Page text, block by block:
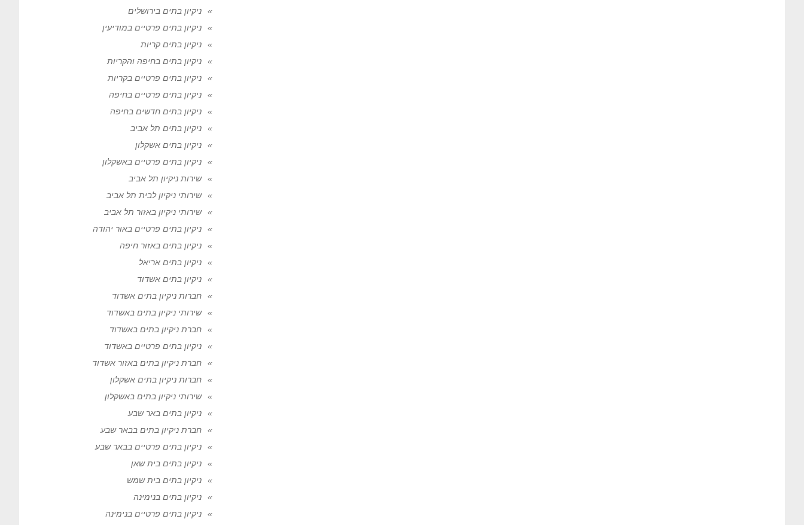
ניקיון בתים בירושלים
ניקיון בתים פרטיים במודיעין
ניקיון בתים קריות
ניקיון בתים בחיפה והקריות
ניקיון בתים פרטיים בקריות
ניקיון בתים פרטיים בחיפה
ניקיון בתים חדשים בחיפה
ניקיון בתים תל אביב
ניקיון בתים אשקלון
ניקיון בתים פרטיים באשקלון
שירות ניקיון תל אביב
שירותי ניקיון לבית תל אביב
שירותי ניקיון באזור תל אביב
ניקיון בתים פרטיים באור יהודה
ניקיון בתים באזור חיפה
ניקיון בתים אריאל
ניקיון בתים אשדוד
חברות ניקיון בתים אשדוד
שירותי ניקיון בתים באשדוד
חברת ניקיון בתים באשדוד
ניקיון בתים פרטיים באשדוד
חברת ניקיון בתים באזור אשדוד
חברות ניקיון בתים אשקלון
שירותי ניקיון בתים באשקלון
ניקיון בתים באר שבע
חברת ניקיון בתים בבאר שבע
ניקיון בתים פרטיים בבאר שבע
ניקיון בתים בית שאן
ניקיון בתים בית שמש
ניקיון בתים בנימינה
ניקיון בתים פרטיים בנימינה